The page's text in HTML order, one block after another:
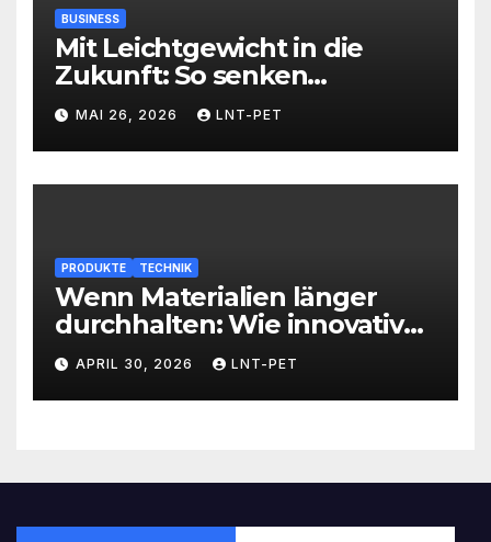
BUSINESS
Mit Leichtgewicht in die
Zukunft: So senken
Versandlösungen Ihre
Kosten und steigern Effizienz
MAI 26, 2026 LNT-PET
PRODUKTE TECHNIK
Wenn Materialien länger
durchhalten: Wie innovative
Werkstoffe Ihre Abläufe
revolutionieren
APRIL 30, 2026 LNT-PET